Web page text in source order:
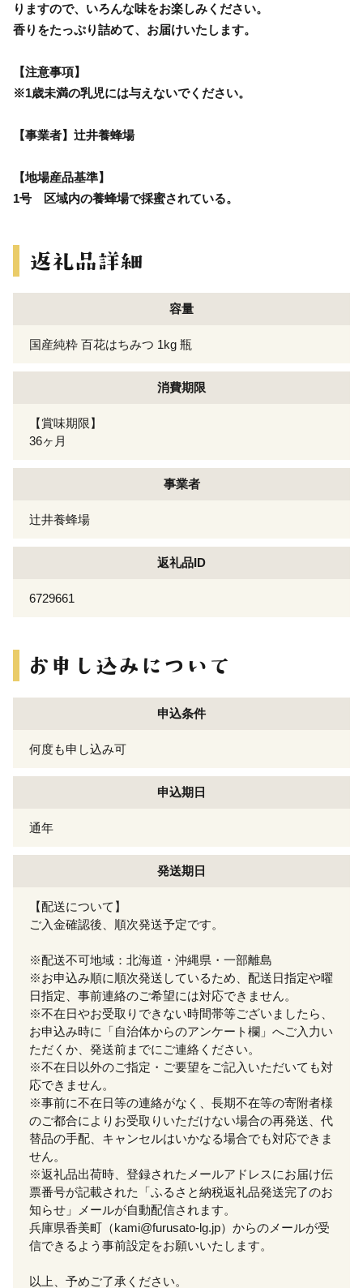
りますので、いろんな味をお楽しみください。
香りをたっぷり詰めて、お届けいたします。
【注意事項】
※1歳未満の乳児には与えないでください。
【事業者】辻井養蜂場
【地場産品基準】
1号 区域内の養蜂場で採蜜されている。
容量
国産純粋 百花はちみつ 1kg 瓶
消費期限
【賞味期限】
36ヶ月
事業者
辻井養蜂場
返礼品ID
6729661
申込条件
何度も申し込み可
申込期日
通年
発送期日
【配送について】
ご入金確認後、順次発送予定です。
※配送不可地域：北海道・沖縄県・一部離島
※お申込み順に順次発送しているため、配送日指定や曜
日指定、事前連絡のご希望には対応できません。
※不在日やお受取りできない時間帯等ございましたら、
お申込み時に「自治体からのアンケート欄」へご入力い
ただくか、発送前までにご連絡ください。
※不在日以外のご指定・ご要望をご記入いただいても対
応できません。
※事前に不在日等の連絡がなく、長期不在等の寄附者様
のご都合によりお受取りいただけない場合の再発送、代
替品の手配、キャンセルはいかなる場合でも対応できま
せん。
※返礼品出荷時、登録されたメールアドレスにお届け伝
票番号が記載された「ふるさと納税返礼品発送完了のお
知らせ」メールが自動配信されます。
兵庫県香美町（kami@furusato-lg.jp）からのメールが受
信できるよう事前設定をお願いいたします。
以上、予めご了承ください。